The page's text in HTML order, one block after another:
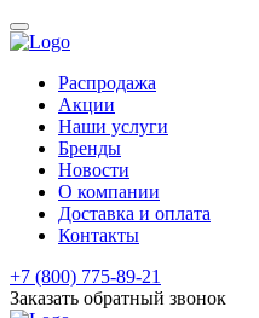
Распродажа
Акции
Наши услуги
Бренды
Новости
О компании
Доставка и оплата
Контакты
+7 (800) 775-89-21
Заказать обратный звонок